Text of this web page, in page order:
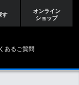
す
オンライン
ショップ
あるご質問